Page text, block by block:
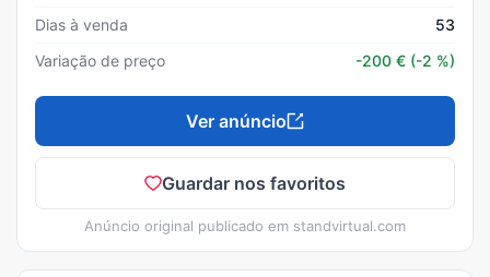
Dias à venda
53
Variação de preço
-200 € (-2 %)
Ver anúncio
Guardar nos favoritos
Anúncio original publicado em standvirtual.com